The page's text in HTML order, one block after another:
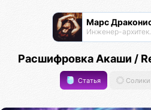
Марс
Расшифровка Акаши /
Статья Солики